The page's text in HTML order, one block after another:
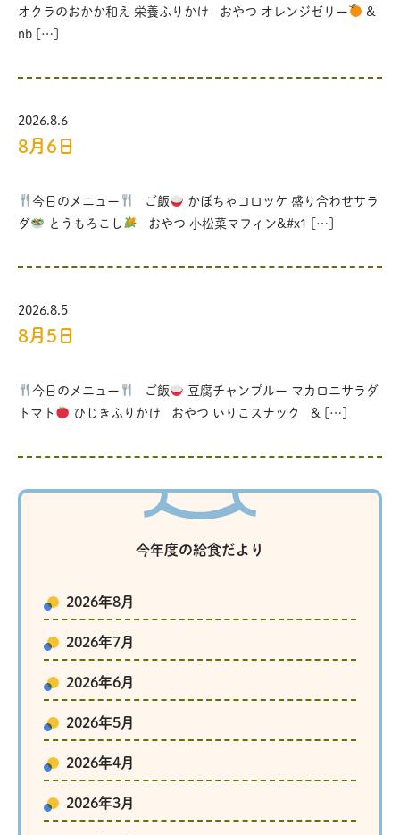
オクラのおかか和え 栄養ふりかけ おやつ オレンジゼリー
&
nb […]
2026.8.6
8月6日
今日のメニュー ご飯
かぼちゃコロッケ 盛り合わせサラ
ダ
とうもろこし おやつ 小松菜マフィン&#x1 […]
2026.8.5
8月5日
今日のメニュー ご飯
豆腐チャンプルー マカロニサラダ
トマト
ひじきふりかけ おやつ いりこスナック & […]
今年度の給食だより
2026年8月
2026年7月
2026年6月
2026年5月
2026年4月
2026年3月